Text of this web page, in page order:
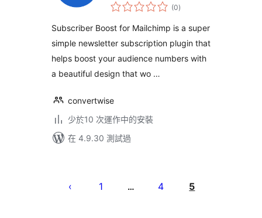
(0總
評)
Subscriber Boost for Mailchimp is a super
simple newsletter subscription plugin that
helps boost your audience numbers with
a beautiful design that wo …
convertwise
少於10 次運作中的安裝
在 4.9.30 測試過
pagination
1 … 4 5